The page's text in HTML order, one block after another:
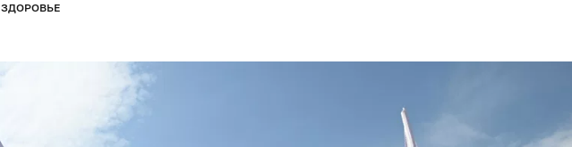
ЗДОРОВЬЕ